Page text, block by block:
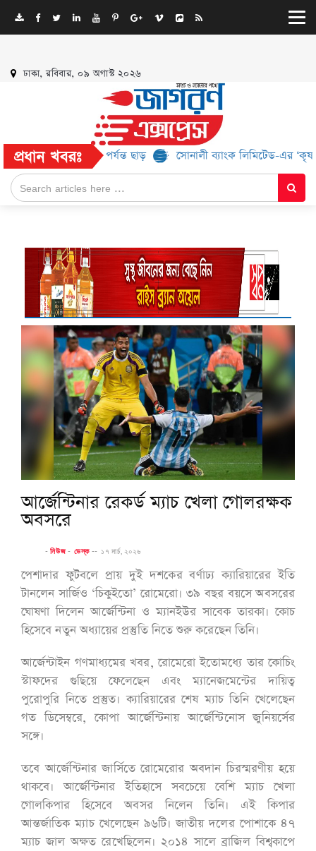
ঢাকা, রবিবার, ০৯ অগাস্ট ২০২৬
প্রধান খবরঃ
মিলবে ৫২% পর্যন্ত ছাড় সোনালী ব্যাংক লিমিটেড-এর ‘কৃষক কার্ড’
আর্জেন্টিনার রেকর্ড ম্যাচ খেলা গোলরক্ষক
অবসরে
-নিউজ - ডেস্ক -- ১৭ মার্চ, ২০২৬
পেশাদার ফুটবলে প্রায় দুই দশকের বর্ণাঢ্য ক্যারিয়ারের ইতি
টানলেন সার্জিও ‘চিকুইতো’ রোমেরো। ৩৯ বছর বয়সে অবসরের
ঘোষণা দিলেন আর্জেন্টিনা ও ম্যানইউর সাবেক তারকা। কোচ
হিসেবে নতুন অধ্যায়ের প্রস্তুতি নিতে শুরু করেছেন তিনি।
আর্জেন্টাইন গণমাধ্যমের খবর, রোমেরো ইতোমধ্যে তার কোচিং
স্টাফদের গুছিয়ে ফেলেছেন এবং ম্যানেজমেন্টের দায়িত্ব
পুরোপুরি নিতে প্রস্তুত। ক্যারিয়ারের শেষ ম্যাচ তিনি খেলেছেন
গত ডিসেম্বরে, কোপা আর্জেন্টিনায় আর্জেন্টিনোস জুনিয়র্সের
সঙ্গে।
তবে আর্জেন্টিনার জার্সিতে রোমেরোর অবদান চিরস্মরণীয় হয়ে
থাকবে। আর্জেন্টিনার ইতিহাসে সবচেয়ে বেশি ম্যাচ খেলা
গোলকিপার হিসেবে অবসর নিলেন তিনি। এই কিপার
আন্তর্জাতিক ম্যাচ খেলেছেন ৯৬টি। জাতীয় দলের পোশাকে ৪৭
ম্যাচ জাল অক্ষত রেখেছিলেন। ২০১৪ সালে ব্রাজিল বিশ্বকাপে